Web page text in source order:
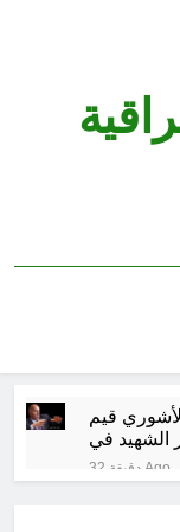
السابع من آب يوم الشهيد الأشوري قيم
الشهيد في
التاريخ 32 دقيقة Ago